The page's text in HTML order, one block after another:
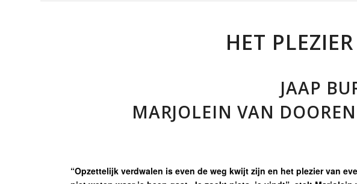
HET
JAAP
MARJOLEIN VAN
“Opzettelijk verdwalen is even de weg kwijt zijn en het plezier van